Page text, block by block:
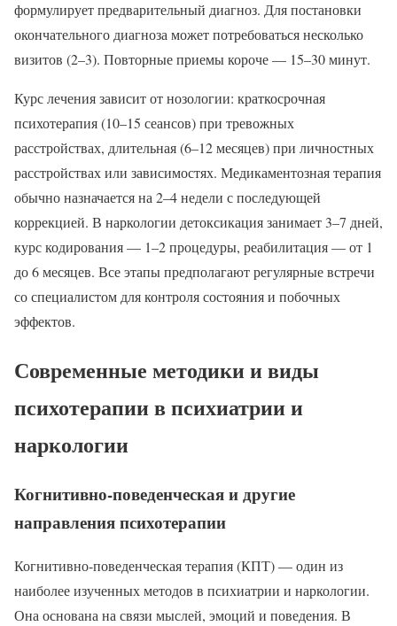
формулирует предварительный диагноз. Для постановки
окончательного диагноза может потребоваться несколько
визитов (2–3). Повторные приемы короче — 15–30 минут.
Курс лечения зависит от нозологии: краткосрочная
психотерапия (10–15 сеансов) при тревожных
расстройствах, длительная (6–12 месяцев) при личностных
расстройствах или зависимостях. Медикаментозная терапия
обычно назначается на 2–4 недели с последующей
коррекцией. В наркологии детоксикация занимает 3–7 дней,
курс кодирования — 1–2 процедуры, реабилитация — от 1
до 6 месяцев. Все этапы предполагают регулярные встречи
со специалистом для контроля состояния и побочных
эффектов.
Современные методики и виды
психотерапии в психиатрии и
наркологии
Когнитивно-поведенческая и другие
направления психотерапии
Когнитивно-поведенческая терапия (КПТ) — один из
наиболее изученных методов в психиатрии и наркологии.
Она основана на связи мыслей, эмоций и поведения. В